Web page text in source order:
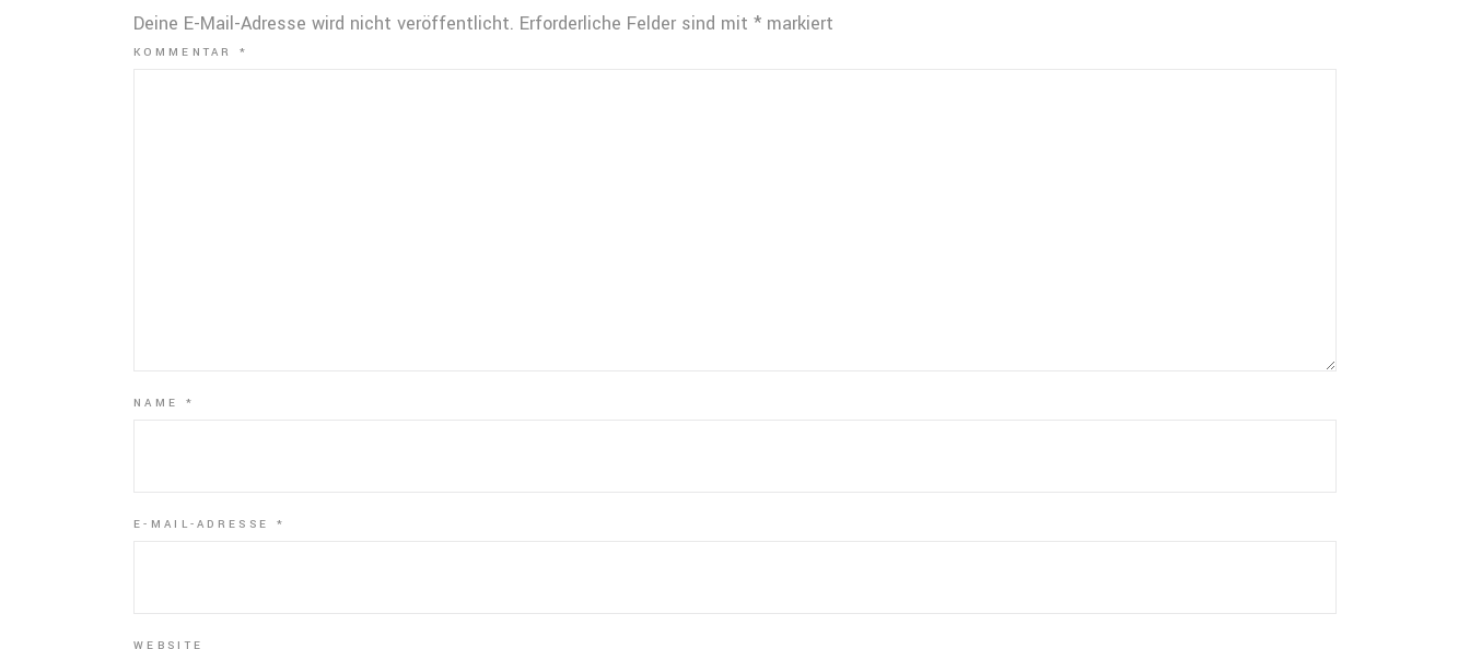
Deine E-Mail-Adresse wird nicht veröffentlicht. Erforderliche Felder sind mit * markiert
KOMMENTAR*
NAME *
E-MAIL-ADRESSE *
WEBSITE